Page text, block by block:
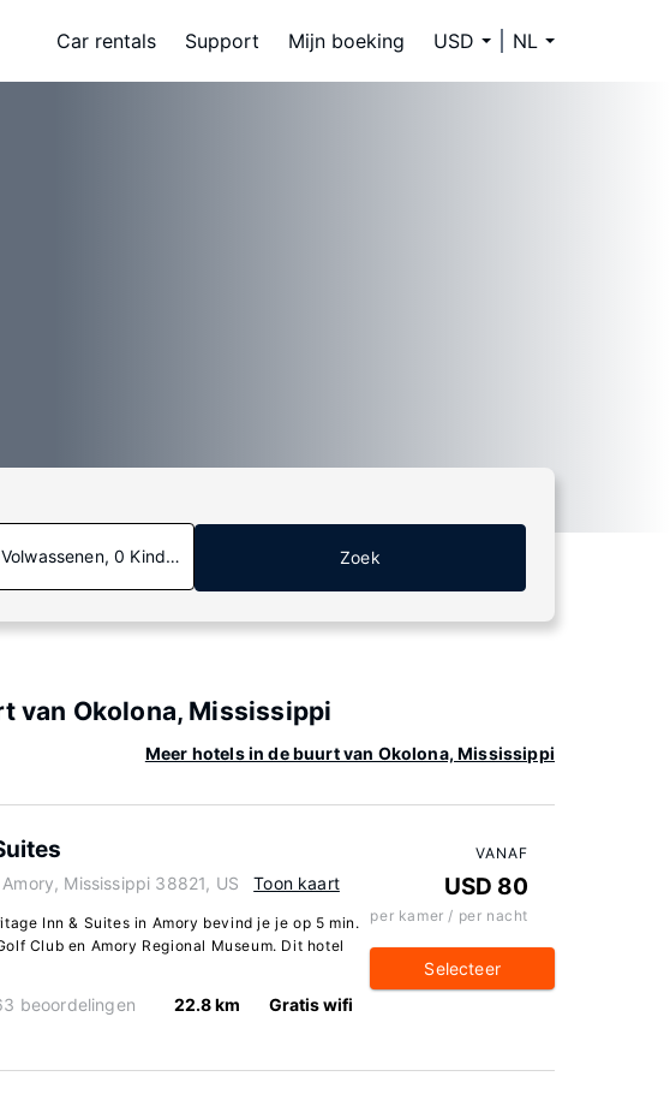
Car rentals Support Mijn boeking USD NL
0 Kinderen Zoek
van Okolona, Mississippi
Meer hotels in de buurt van Okolona, Mississippi
Mississippi 38821, US Toon kaart
Inn & Suites in Amory bevind je je op 5 min.
Club en Amory Regional Museum. Dit hotel
beoordelingen 22.8 km Gratis wifi
VANAF
USD 80
per kamer / per nacht
Selecteer